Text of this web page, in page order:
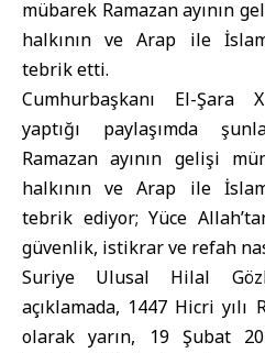
mübarek Ramazan ayının
halkının ve Arap ile İslam
tebrik etti.
Cumhurbaşkanı El-Şara
yaptığı paylaşımda
Ramazan ayının gelişi
halkının ve Arap ile İslam
tebrik ediyor; Yüce
güvenlik, istikrar ve refah
Suriye Ulusal Hilal
açıklamada, 1447 Hicri yılı
olarak yarın, 19 Şubat